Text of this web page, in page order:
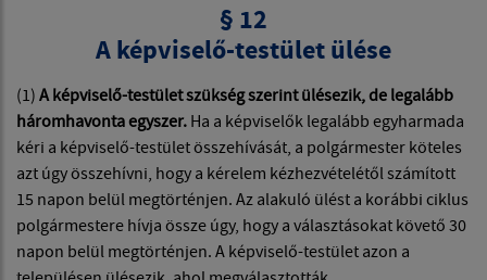
§ 12
A képviselő-testület ülése
(1) A képviselő-testület szükség szerint ülésezik, de legalább
háromhavonta egyszer. Ha a képviselők legalább egyharmada
kéri a képviselő-testület összehívását, a polgármester köteles
azt úgy összehívni, hogy a kérelem kézhezvételétől számított
15 napon belül megtörténjen. Az alakuló ülést a korábbi ciklus
polgármestere hívja össze úgy, hogy a választásokat követő 30
napon belül megtörténjen. A képviselő-testület azon a